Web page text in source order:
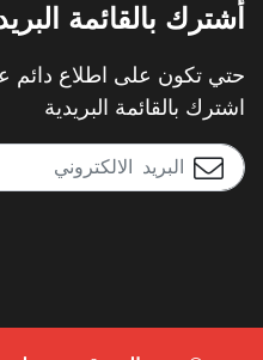
أشترك بالقائمة
حتي تكون على اطلاع دائم
اشترك بالقائمة البريدية